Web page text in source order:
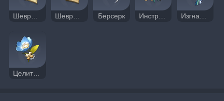
Берсерк Инструктор